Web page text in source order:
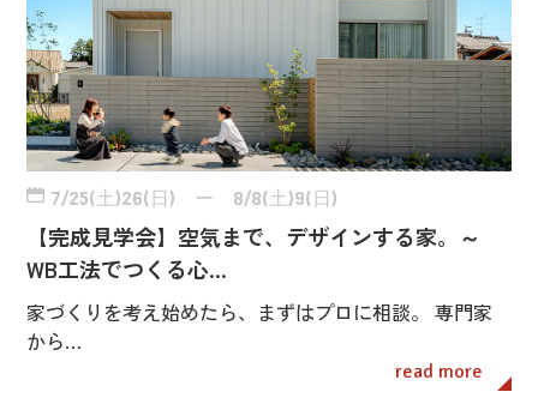
7/25(土)26(日) ー 8/8(土)9(日)
【完成見学会】空気まで、デザインする家。～
WB工法でつくる心…
家づくりを考え始めたら、まずはプロに相談。 専門家
から…
read more